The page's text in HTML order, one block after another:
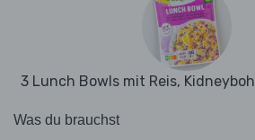
3 Lunch Bowls mit Reis,
Was du brauchst